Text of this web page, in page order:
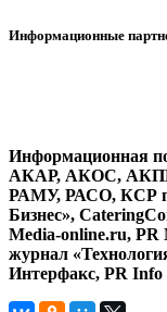
Информационные
Информационная
АКАР, АКОС,
РАМУ, РАСО, КСР
Бизнес»,
Media-online.ru, PR
журнал
Интерфакс, PR Info